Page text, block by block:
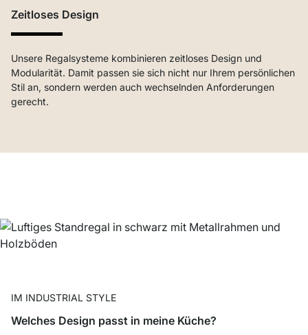
Zeitloses Design
Unsere Regalsysteme kombinieren zeitloses Design und
Modularität. Damit passen sie sich nicht nur Ihrem persönlichen
Stil an, sondern werden auch wechselnden Anforderungen
gerecht.
IM INDUSTRIAL STYLE
Welches Design passt in meine Küche?